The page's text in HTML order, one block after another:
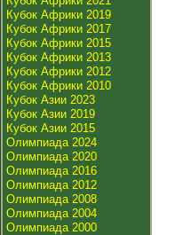
Кубок Африки 2019
Кубок Африки 2017
Кубок Африки 2015
Кубок Африки 2013
Кубок Африки 2012
Кубок Африки 2010
Кубок Азии 2023
Кубок Азии 2019
Кубок Азии 2015
Олимпиада 2024
Олимпиада 2020
Олимпиада 2016
Олимпиада 2012
Олимпиада 2008
Олимпиада 2004
Олимпиада 2000